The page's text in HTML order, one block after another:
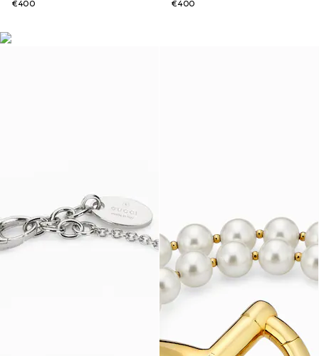
€400 €400